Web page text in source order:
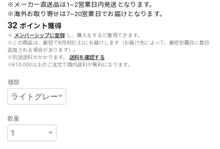
※メーカー直送品は1~2営業日内発送となります。
※海外お取り寄せは7~20営業日でお届けとなります。
32 ポイント獲得
※ メンバーシップに登録 し、購入をすると獲得できます。
※この商品は、最短で8月8日(土)にお届けします（お届け先によって、最短到着日に数日
追加される場合があります）。
※別途送料がかかります。
送料を確認する
※¥10,000以上のご注文で国内送料が無料になります。
種類
数量